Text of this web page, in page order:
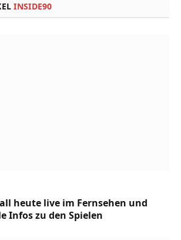
INSIDE90
heute live im Fernsehen und
Infos zu den Spielen